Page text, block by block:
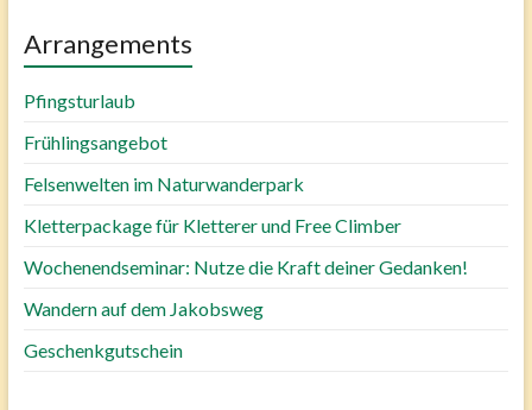
Arrangements
Pfingsturlaub
Frühlingsangebot
Felsenwelten im Naturwanderpark
Kletterpackage für Kletterer und Free Climber
Wochenendseminar: Nutze die Kraft deiner Gedanken!
Wandern auf dem Jakobsweg
Geschenkgutschein